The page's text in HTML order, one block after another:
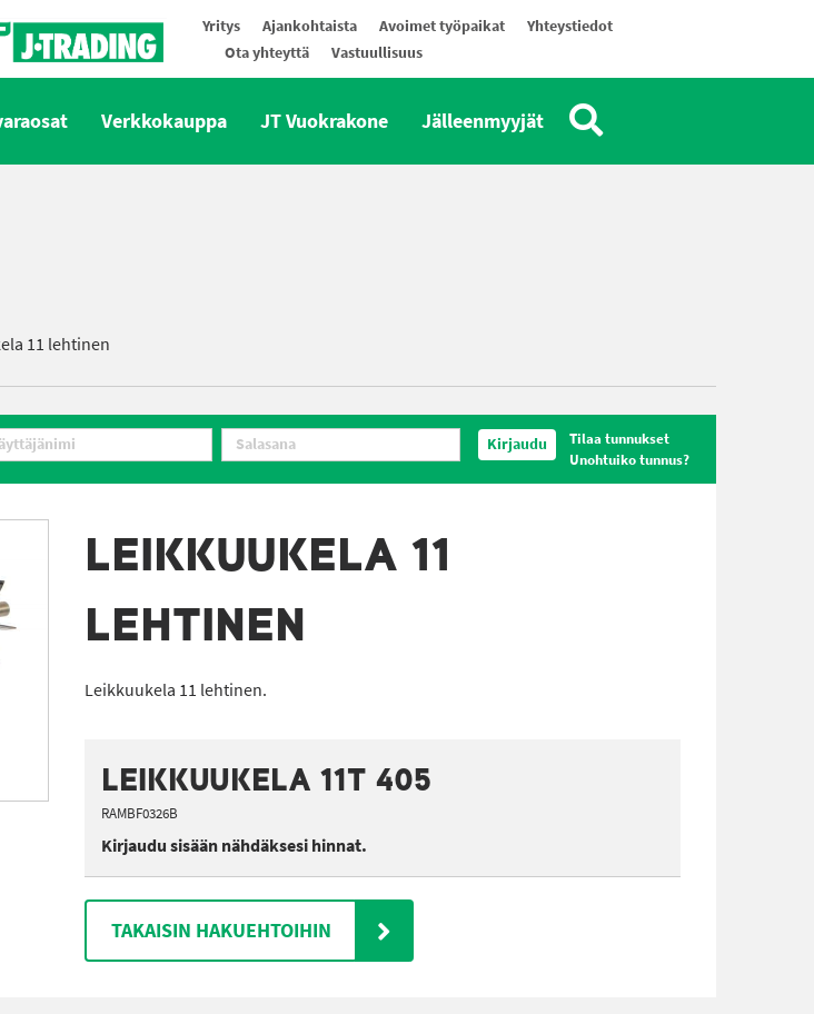
Yritys Ajankohtaista Avoimet työpaikat
Yhteystiedot
Ota yhteyttä
Vastuullisuus
Verkkokauppa JT Vuokrakone Jälleenmyyjät
11 lehtinen
Kirjaudu
Tilaa tunnukset
Unohtuiko tunnus?
LEIKKUUKELA 11
LEHTINEN
Leikkuukela 11 lehtinen.
LEIKKUUKELA 11T 405
RAMBF0326B
Kirjaudu sisään nähdäksesi hinnat.
TAKAISIN HAKUEHTOIHIN